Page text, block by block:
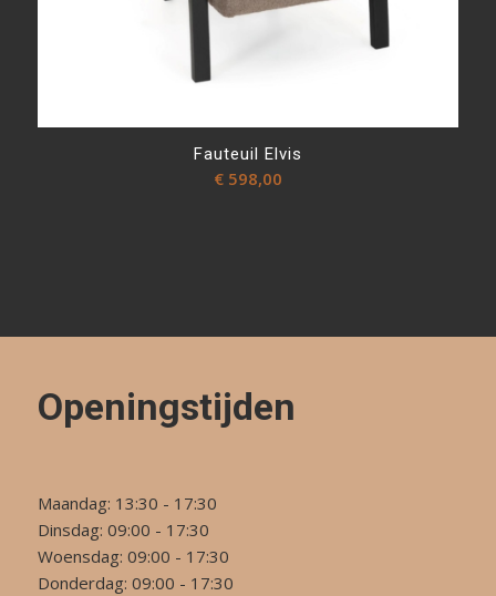
Fauteuil Elvis
€598,00
Openingstijden
Maandag: 13:30 - 17:30
Dinsdag: 09:00 - 17:30
Woensdag: 09:00 - 17:30
Donderdag: 09:00 - 17:30